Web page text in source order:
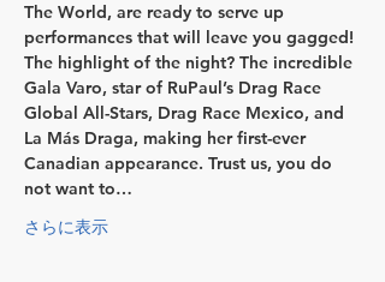
The World, are ready to serve up
performances that will leave you gagged!
The highlight of the night? The incredible
Gala Varo, star of RuPaul’s Drag Race
Global All-Stars, Drag Race Mexico, and
La Más Draga, making her first-ever
Canadian appearance. Trust us, you do
not want to…
さらに表示